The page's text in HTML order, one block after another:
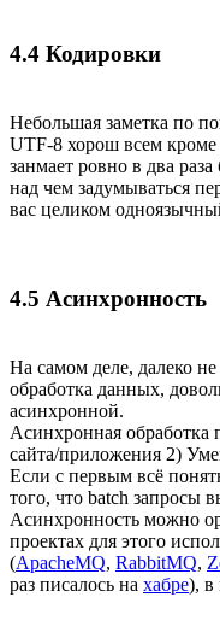
4.4 Кодировки
Небольшая заметка по
UTF-8 хорош всем
занмает ровно в два
над чем задумываться
вас целиком
4.5 Асинхронность
На самом деле, далеко не
обработка данных,
асинхронной.
Асинхронная обработка
сайта/приложения 2)
Если с первым всё
того, что batch запросы
Асинхронность можно
проектах для этого
(ApacheMQ, RabbitMQ,
раз писалось на хабре), в